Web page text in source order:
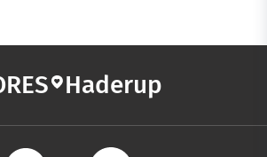
Haderup